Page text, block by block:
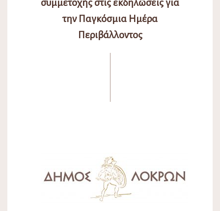
συμμετοχής στις εκδηλώσεις για
την Παγκόσμια Ημέρα
Περιβάλλοντος